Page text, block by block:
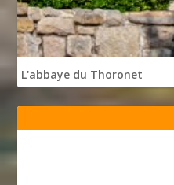
L'abbaye du Thoronet